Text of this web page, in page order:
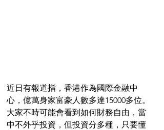
近日有報道指，香港作為國際金融中
心，億萬身家富豪人數多達15000多位。
大家不時可能會看到如何財務自由，當
中不外乎投資，但投資分多種，只要懂